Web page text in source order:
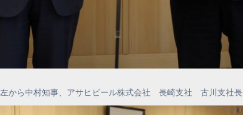
左から中村知事、アサヒビール株式会社 長崎支社 古川支社長